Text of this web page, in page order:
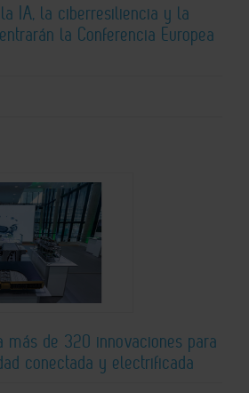
IA, la ciberresiliencia y la
la Conferencia Europea
más de 320 innovaciones para
conectada y electrificada